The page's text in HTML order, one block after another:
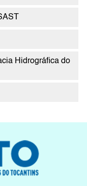
Hidrográfica do